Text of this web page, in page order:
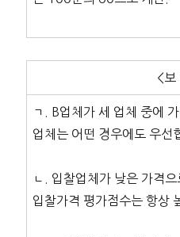
<보
ㄱ. B업체가 세 업체 중에
업체는 어떤 경우에도 우선
ㄴ. 입찰업체가 낮은 가격
입찰가격 평가점수는 항상